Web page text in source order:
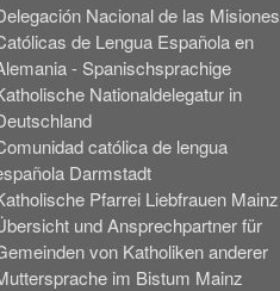
Nacional de las Misiones
de Lengua Española en
- Spanischsprachige
Nationaldelegatur in
católica de lengua
Darmstadt
Pfarrei Liebfrauen Mainz
und Ansprechpartner für
von Katholiken anderer
im Bistum Mainz